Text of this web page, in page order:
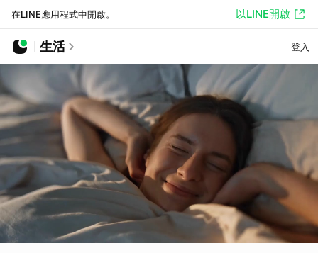
在LINE應用程式中開啟。 以LINE開啟
生活 登入